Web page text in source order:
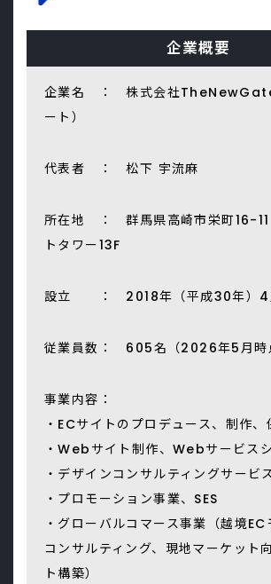
企業概要
企業名 ： 株式会社
ート）
代表者 ： 松下 宇流麻
所在地 ： 群馬県高崎市栄町16-
トタワー13F
設立 ： 2018年（平成30年）4
従業員数： 605名（2026年5月時
事業内容：
・ECサイトのプロデュース、制作、
・Webサイト制作、Webサービス
・デザインコンサルティングサービ
・プロモーション事業、SES
・グローバルコマース事業（越境EC
コンサルティング、現地マーケット
ト構築）